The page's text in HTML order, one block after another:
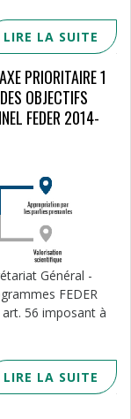
LIRE LA SUITE
PRIORITAIRE 1
OBJECTIFS
FEDER 2014-
Général -
FEDER
56 imposant à
LIRE LA SUITE